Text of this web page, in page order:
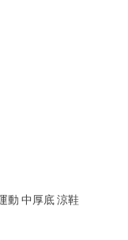
動 中厚底 涼鞋